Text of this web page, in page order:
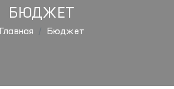
БЮДЖЕТ
Главная Бюджет